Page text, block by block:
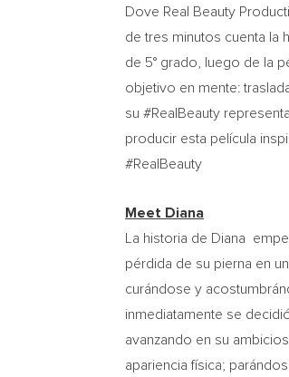
Dove Real Beauty
de tres minutos cuenta la
de 5° grado, luego de la
objetivo en mente:
su #RealBeauty
producir esta película
#RealBeauty
Meet Diana
La historia de Diana
pérdida de su pierna en
curándose y
inmediatamente se
avanzando en su
apariencia física;